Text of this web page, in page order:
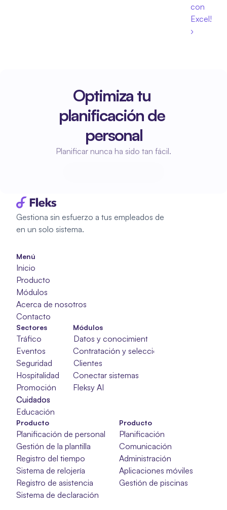
con
Excel!
›
Optimiza tu
planificación de
personal
Planificar nunca ha sido tan fácil.
Gestiona sin esfuerzo a tus empleados de
en un solo sistema.
Menú
Inicio
Producto
Módulos
Acerca de nosotros
Contacto
Módulos
Datos y conocimientos
Contratación y selección
Clientes
Conectar sistemas
Fleksy AI
Sectores
Tráfico
Eventos
Seguridad
Hospitalidad
Promoción
Cuidados
Cuidados
Cuidados
Educación
Producto
Planificación de personal
Gestión de la plantilla
Registro del tiempo
Sistema de relojería
Registro de asistencia
Sistema de declaración
Planificación
Comunicación
Administración
Aplicaciones móviles
Gestión de piscinas
Producto